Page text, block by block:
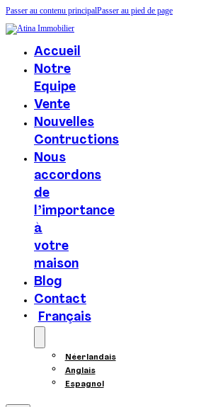
Passer au contenu principalPasser au pied de page
Accueil
Notre
Equipe
Vente
Nouvelles
Contructions
Nous
accordons
de
l’importance
à
votre
maison
Blog
Contact
Français
Néerlandais
Anglais
Espagnol